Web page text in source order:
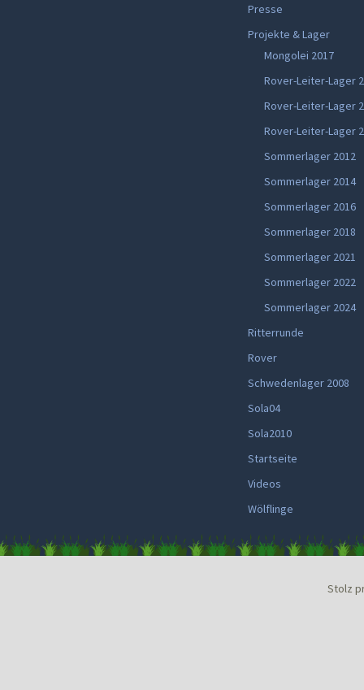
Presse
Projekte & Lager
Mongolei 2017
Rover-Leiter-Lager
Rover-Leiter-Lager
Rover-Leiter-Lager
Sommerlager 2012
Sommerlager 2014
Sommerlager 2016
Sommerlager 2018
Sommerlager 2021
Sommerlager 2022
Sommerlager 2024
Ritterrunde
Rover
Schwedenlager 2008
Sola04
Sola2010
Startseite
Videos
Wölflinge
Stolz